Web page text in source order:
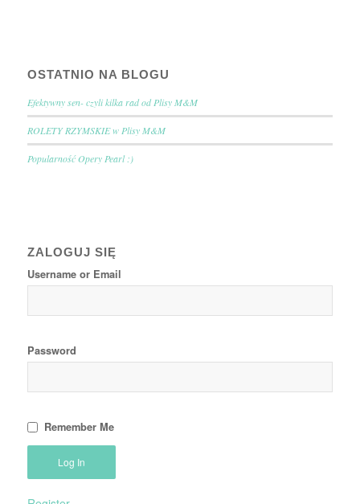
OSTATNIO NA BLOGU
Efektywny sen- czyli kilka rad od Plisy M&M
ROLETY RZYMSKIE w Plisy M&M
Popularność Opery Pearl :)
ZALOGUJ SIĘ
Username or Email
Password
Remember Me